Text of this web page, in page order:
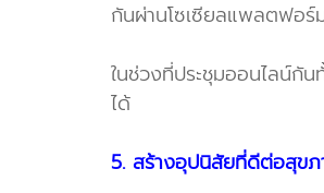
กันผ่านโซเซียลแพลตฟอ
ในช่วงที่ประชุมออนไลน์กั
ได้
5. สร้างอุปนิสัยที่ดีต่อสุข